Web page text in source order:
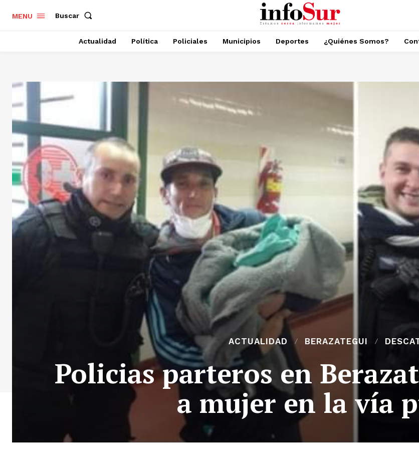
MENU Buscar
Actualidad Política Policiales Municipios Deportes ¿Quiénes Somos?
ACTUALIDAD BERAZATEGUI
Policias parteros en
a mujer en la vía